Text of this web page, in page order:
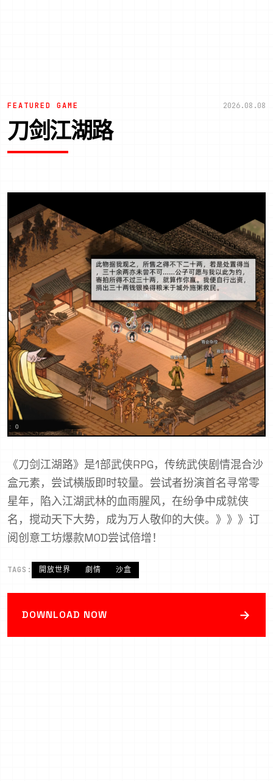
FEATURED GAME 2026.08.08
刀剑江湖路
《刀剑江湖路》是1部武侠RPG，传统武侠剧情混合沙
盒元素，尝试横版即时较量。尝试者扮演首名寻常零
星年，陷入江湖武林的血雨腥风，在纷争中成就侠
名，搅动天下大势，成为万人敬仰的大侠。》》》订
阅创意工坊爆款MOD尝试倍增！
TAGS: 開放世界 劇情 沙盒
DOWNLOAD NOW →